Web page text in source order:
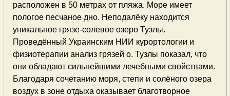
расположен в 50 метрах от пляжа. Море имеет
пологое песчаное дно. Неподалёку находится
уникальное грязе-солевое озеро Тузлы.
Проведённый Украинским НИИ курортологии и
физиотерапии анализ грязей о. Тузлы показал, что
они обладают сильнейшими лечебными свойствами.
Благодаря сочетанию моря, степи и солёного озера
воздух в зоне отдыха оказывает благотворное